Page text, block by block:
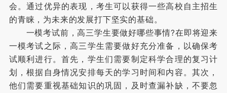
会。通过优异的表现，考生可以获得一些高校自主招生
的青睐，为未来的发展打下坚实的基础。
一模考试前，高三学生要做好哪些事情?在即将迎来
一模考试之际，高三学生需要做好充分准备，以确保考
试顺利进行。首先，学生们需要制定科学合理的复习计
划，根据自身情况安排每天的学习时间和内容。其次，
他们需要重视基础知识的巩固，及时查漏补缺，不要忽